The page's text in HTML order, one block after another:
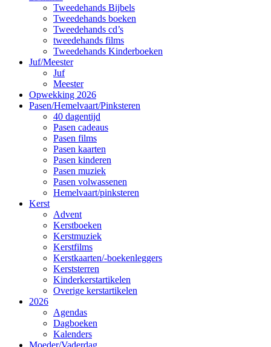
Tweedehands Bijbels
Tweedehands boeken
Tweedehands cd’s
tweedehands films
Tweedehands Kinderboeken
Juf/Meester
Juf
Meester
Opwekking 2026
Pasen/Hemelvaart/Pinksteren
40 dagentijd
Pasen cadeaus
Pasen films
Pasen kaarten
Pasen kinderen
Pasen muziek
Pasen volwassenen
Hemelvaart/pinksteren
Kerst
Advent
Kerstboeken
Kerstmuziek
Kerstfilms
Kerstkaarten/-boekenleggers
Kerststerren
Kinderkerstartikelen
Overige kerstartikelen
2026
Agendas
Dagboeken
Kalenders
Moeder/Vaderdag